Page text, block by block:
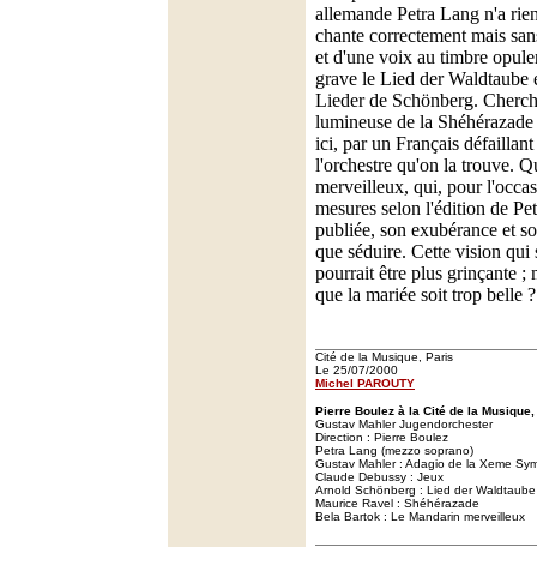
allemande Petra Lang n'a
chante correctement mais
et d'une voix au timbre
grave le Lied der Waldtaube
Lieder de Schönberg.
lumineuse de la
ici, par un Français défaillant
l'orchestre qu'on la trouve.
merveilleux, qui, pour
mesures selon l'édition de
publiée, son exubérance et
que séduire. Cette vision qui
pourrait être plus grinçante ;
que la mariée soit trop belle ?
Cité de la Musique, Paris
Le 25/07/2000
Michel PAROUTY
Pierre Boulez à la Cité de la
Gustav Mahler Jugendorchester
Direction : Pierre Boulez
Petra Lang (mezzo soprano)
Gustav Mahler : Adagio de la Xeme
Claude Debussy : Jeux
Arnold Schönberg : Lied der
Maurice Ravel : Shéhérazade
Bela Bartok : Le Mandarin merveilleux